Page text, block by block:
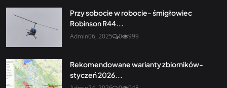
Przy sobocie w robocie- śmigłowiec
Robinson R44...
Admin06, 2025 0 999
Rekomendowane warianty zbiorników-
styczeń 2026...